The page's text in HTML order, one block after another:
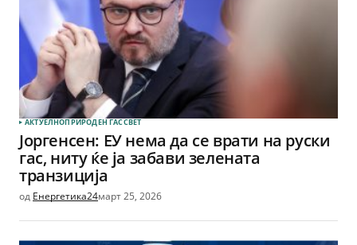
АКТУЕЛНОПРИРОДЕН ГАССВЕТ
Јоргенсен: ЕУ нема да се врати на руски
гас, ниту ќе ја забави зелената
транзиција
од Енергетика24март 25, 2026